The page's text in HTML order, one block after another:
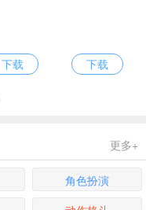
下载 下载
更多+
角色扮演